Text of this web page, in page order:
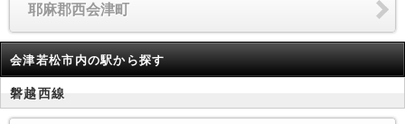
耶麻郡西会津町
会津若松市内の駅から探す
磐越西線